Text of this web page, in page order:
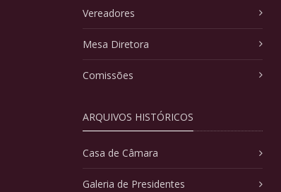
Vereadores
Mesa Diretora
Comissões
ARQUIVOS HISTÓRICOS
Casa de Câmara
Galeria de Presidentes